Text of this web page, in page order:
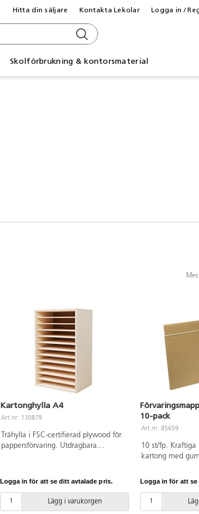
Skolförbrukning & kontorsmaterial
Hitta din säljare Kontakta Lekolar Logga in /
Kartonghylla A4
Art.nr: 130879
Trähylla i FSC-certifierad plywood för
pappersförvaring. Utdragbara
Logga in för att se ditt avtalade pris.
Lägg i varukorgen
10-pack
Art.nr: 85659
10 st/fp. Kraftiga
kartong med
Logga in för att